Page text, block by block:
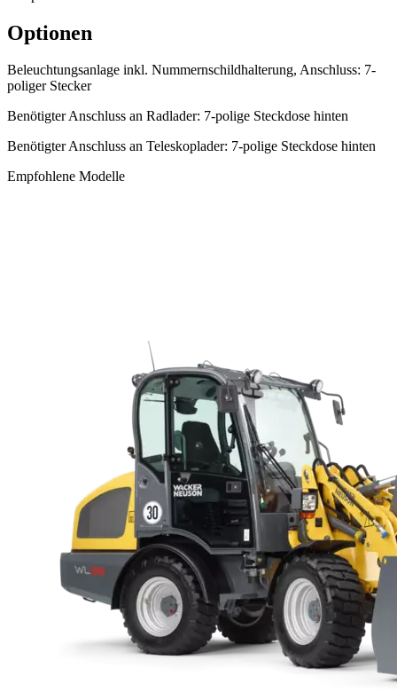
Optionen
Beleuchtungsanlage inkl. Nummernschildhalterung, Anschluss: 7-
poliger Stecker
Benötigter Anschluss an Radlader: 7-polige Steckdose hinten
Benötigter Anschluss an Teleskoplader: 7-polige Steckdose hinten
Empfohlene Modelle